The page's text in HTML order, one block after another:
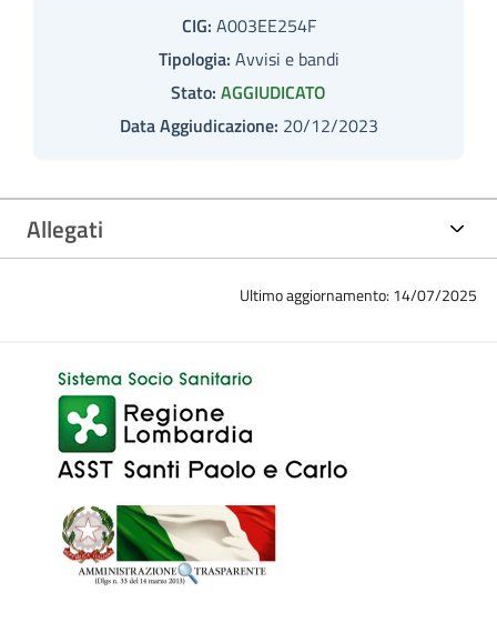
CIG: A003EE254F
Tipologia: Avvisi e bandi
Stato: AGGIUDICATO
Data Aggiudicazione: 20/12/2023
Allegati
Ultimo aggiornamento: 14/07/2025